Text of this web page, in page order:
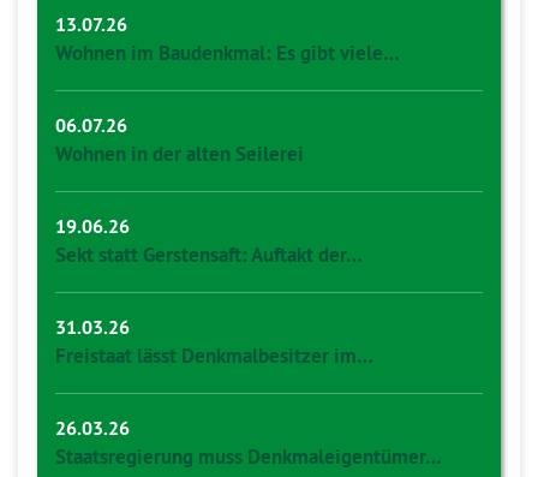
13.07.26
Wohnen im Baudenkmal: Es gibt viele…
06.07.26
Wohnen in der alten Seilerei
19.06.26
Sekt statt Gerstensaft: Auftakt der…
31.03.26
Freistaat lässt Denkmalbesitzer im…
26.03.26
Staatsregierung muss Denkmaleigentümer…